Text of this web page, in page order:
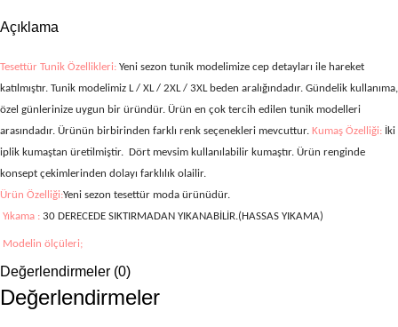
Açıklama
Tesettür Tunik Özellikleri: Yeni sezon tunik modelimize cep detayları ile hareket
katılmıştır. Tunik modelimiz L / XL / 2XL / 3XL beden aralığındadır. Gündelik kullanıma,
özel günlerinize uygun bir üründür. Ürün en çok tercih edilen tunik modelleri
arasındadır. Ürünün birbirinden farklı renk seçenekleri mevcuttur. Kumaş Özelliği: İki
iplik kumaştan üretilmiştir. Dört mevsim kullanılabilir kumaştır. Ürün renginde
konsept çekimlerinden dolayı farklılık olailir.
Ürün Özelliği:Yeni sezon tesettür moda ürünüdür.
Yıkama : 30 DERECEDE SIKTIRMADAN YIKANABİLİR.(HASSAS YIKAMA)
Modelin ölçüleri;
Boy: 169 cm Göğüs: 99 cm, Bel: 84, Basen:113 cm, Kilo: 70-72 kg. (Modelin
üzerindeki ürün L bedendir.)
Değerlendirmeler (0)
Değerlendirmeler